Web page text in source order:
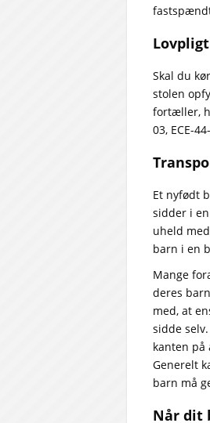
Skal du
stolen
fortæller,
03, ECE-
Et nyfødt
sidder i
uheld
barn i en
Mange
deres
med, at
sidde
kanten på
Generelt
barn må
Når dit